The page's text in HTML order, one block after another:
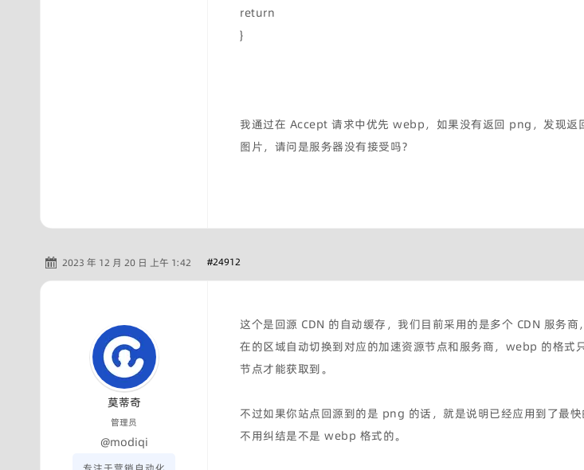
return
}
我通过在 Accept 请求中优先 webp，如果没有返回 png，发现返
图片，请问是服务器没有接受吗？
2023 年 12 月 20 日 上午 1:42 #24912
莫蒂奇
管理员
@modiqi
这个是回源 CDN 的自动缓存，我们目前采用的是多个 CDN 服务商
在的区域自动切换到对应的加速资源节点和服务商，webp 的格式
节点才能获取到。
不过如果你站点回源到的是 png 的话，就是说明已经应用到了最快
不用纠结是不是 webp 格式的。